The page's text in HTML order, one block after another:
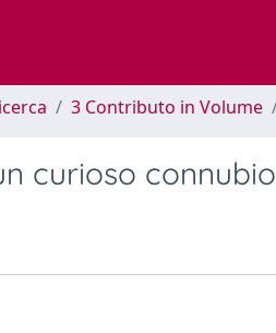
3 Contributo in Volume
curioso connubio